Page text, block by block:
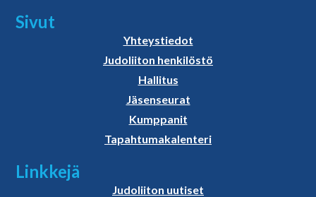
Sivut
Yhteystiedot
Judoliiton henkilöstö
Hallitus
Jäsenseurat
Kumppanit
Tapahtumakalenteri
Linkkejä
Judoliiton uutiset